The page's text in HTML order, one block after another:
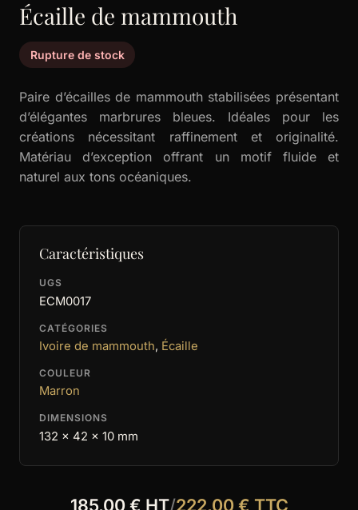
Écaille de mammouth
Rupture de stock
Paire d’écailles de mammouth stabilisées présentant
d’élégantes marbrures bleues. Idéales pour les
créations nécessitant raffinement et originalité.
Matériau d’exception offrant un motif fluide et
naturel aux tons océaniques.
Caractéristiques
UGS
ECM0017
CATÉGORIES
Ivoire de mammouth, Écaille
COULEUR
Marron
DIMENSIONS
132 x 42 x 10 mm
185,00 € HT/222,00 € TTC